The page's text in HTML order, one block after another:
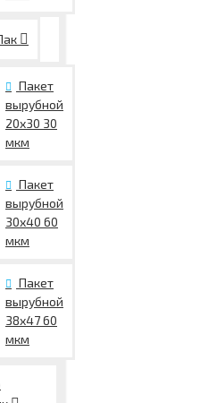
Пакет
вырубной
20х30 30
мкм
Пакет
вырубной
30х40 60
мкм
Пакет
вырубной
38х47 60
мкм